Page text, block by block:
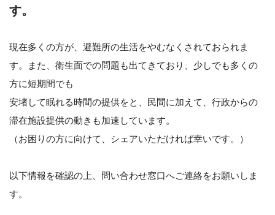
す。
現在多くの方が、避難所の生活をやむなくされておられま
す。また、衛生面での問題も出てきており、少しでも多くの
方に短期間でも
安堵して眠れる時間の提供をと、民間に加えて、行政からの
滞在施設提供の動きも加速しています。
（お困りの方に向けて、シェアいただければ幸いです。）
以下情報を確認の上、問い合わせ窓口へご連絡をお願いしま
す。